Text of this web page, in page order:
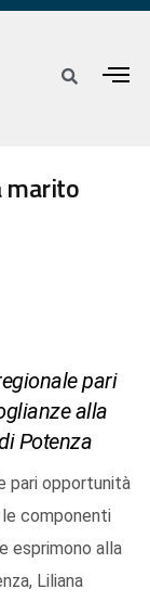
marito
pari
alla
Potenza
pari opportunità
componenti
esprimono alla
Liliana